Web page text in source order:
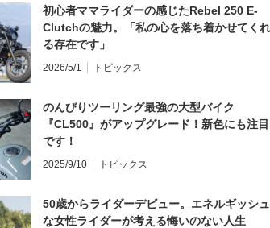
初心者ママライダーの感じたRebel 250 E-
Clutchの魅力。「私の心を落ち着かせてくれ
る存在です」
2026/5/1 トピックス
のんびりツーリング最強の大型バイク
『CL500』がアップグレード！新色にも注目
です！
2025/9/10 トピックス
50歳からライダーデビュー。エネルギッシュ
な女性ライダーが考える悔いのない人生